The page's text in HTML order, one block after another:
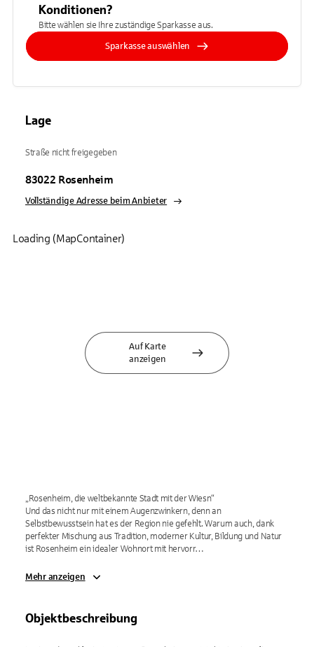
Konditionen?
Bitte wählen sie Ihre zuständige Sparkasse aus.
Sparkasse auswählen
Lage
Straße nicht freigegeben
83022 Rosenheim
Vollständige Adresse beim Anbieter
Auf Karte
anzeigen
Loading (MapContainer)
„Rosenheim, die weltbekannte Stadt mit der Wiesn“
Und das nicht nur mit einem Augenzwinkern, denn an
Selbstbewusstsein hat es der Region nie gefehlt. Warum auch, dank
perfekter Mischung aus Tradition, moderner Kultur, Bildung und Natur
ist Rosenheim ein idealer Wohnort mit hervorr…
Mehr anzeigen
Objektbeschreibung